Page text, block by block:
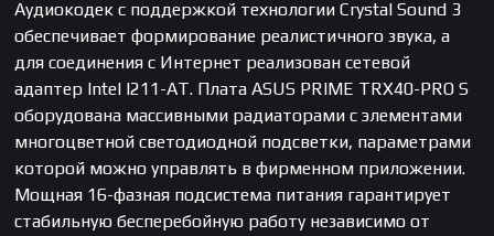
Аудиокодек с поддержкой технологии Crystal Sound 3
обеспечивает формирование реалистичного звука, а
для соединения с Интернет реализован сетевой
адаптер Intel I211-AT. Плата ASUS PRIME TRX40-PRO S
оборудована массивными радиаторами с элементами
многоцветной светодиодной подсветки, параметрами
которой можно управлять в фирменном приложении.
Мощная 16-фазная подсистема питания гарантирует
стабильную бесперебойную работу независимо от